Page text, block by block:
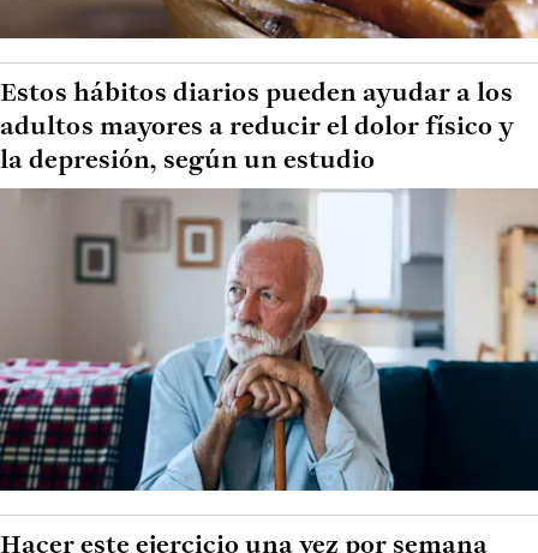
Estos hábitos diarios pueden ayudar a los
adultos mayores a reducir el dolor físico y
la depresión, según un estudio
Hacer este ejercicio una vez por semana